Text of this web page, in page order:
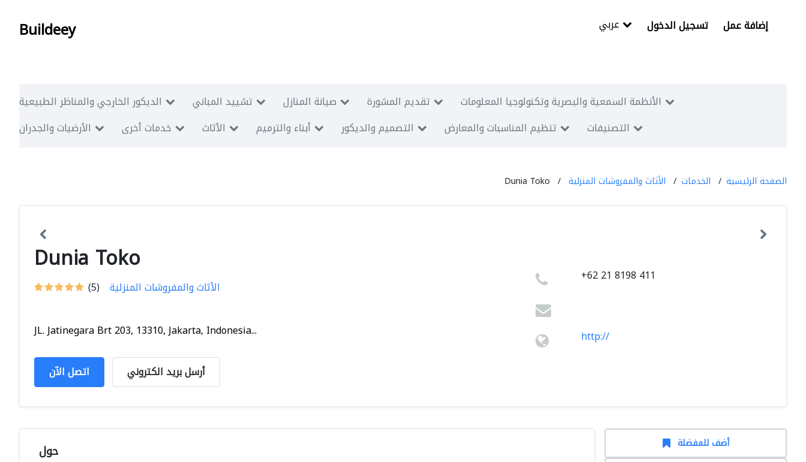
Buildeey تسجيل الدخول إضافة عمل
الديكور الخارجي والمناظر الطبيعية تشييد المباني صيانة المنازل تقديم المشورة
الأنظمة السمعية والبصرية وتكنولوجيا المعلومات
الأرضيات والجدران
خدمات أخرى الأثاث أبناء والترميم التصميم والديكور تنظيم المناسبات والمعارض التصنيفات
الصفحة الرئيسية الخدمات الأثاث والمفروشات المنزلية Dunia Toko
Dunia Toko
(5) الأثاث والمفروشات المنزلية
JL. Jatinegara Brt 203, 13310, Jakarta, Indonesia...
اتصل الآن أرسل بريد الكتروني
+62 21 8198 411
http://
حول
أضف للمفضلة